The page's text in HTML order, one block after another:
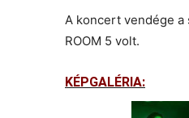
A koncert vendége
ROOM 5 volt.
KÉPGALÉRIA: